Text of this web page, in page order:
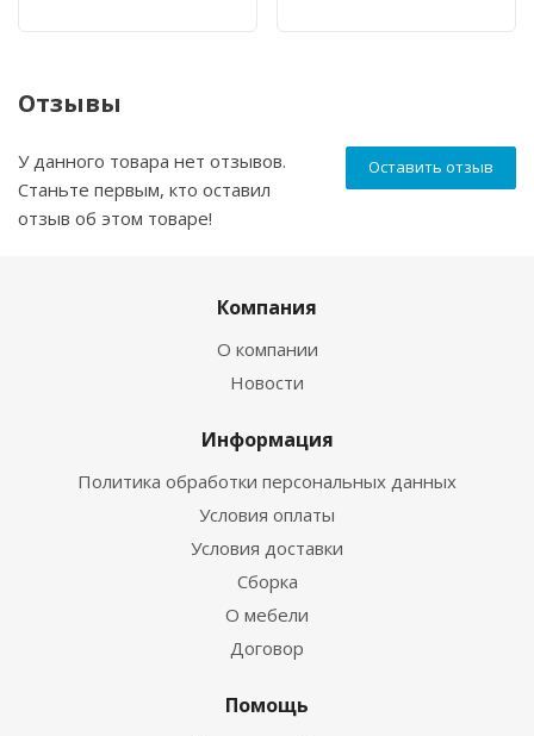
Отзывы
Оставить отзыв
У данного товара нет отзывов.
Станьте первым, кто оставил
отзыв об этом товаре!
Компания
О компании
Новости
Информация
Политика обработки персональных данных
Условия оплаты
Условия доставки
Сборка
О мебели
Договор
Помощь